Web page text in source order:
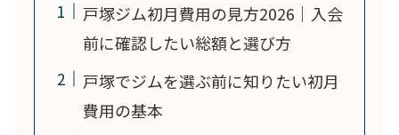
戸塚ジム初月費用の見方2026｜入会
前に確認したい総額と選び方
戸塚でジムを選ぶ前に知りたい初月
費用の基本